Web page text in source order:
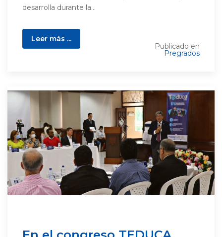
desarrolla durante la...
Leer más ...
Publicado en
Pregrados